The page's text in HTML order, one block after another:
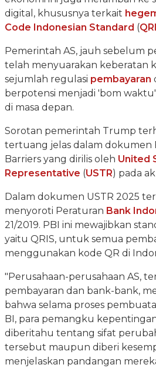
digital, khususnya terkait
Code Indonesian Standard (
Pemerintah AS, jauh sebelum
telah menyuarakan keberatan
sejumlah regulasi pembayaran
berpotensi menjadi 'bom waktu'
di masa depan.
Sorotan pemerintah Trump
tertuang jelas dalam dokumen
Barriers yang dirilis oleh United
Representative (USTR) pada
Dalam dokumen USTR 2025
menyoroti Peraturan Bank
21/2019. PBI ini mewajibkan
yaitu QRIS, untuk semua
menggunakan kode QR di
"Perusahaan-perusahaan AS,
pembayaran dan bank-bank,
bahwa selama proses
BI, para pemangku
diberitahu tentang sifat
tersebut maupun diberi
menjelaskan pandangan